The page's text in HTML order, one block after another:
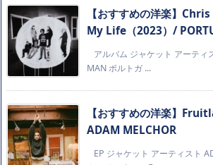
【おすすめの洋楽】
My Life（2023）/
アルバム ジャケット アーティ
MAN ポルトガ ...
【おすすめの洋楽】
ADAM MELCHOR
EP ジャケット アーティスト